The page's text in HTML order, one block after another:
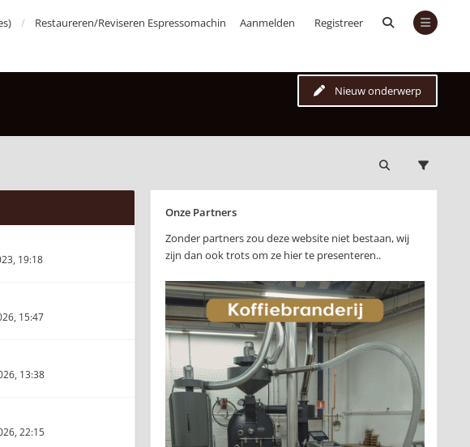
Aanmelden Registreer
Restaureren/Reviseren Espressomachines
Nieuw onderwerp
19:18
15:47
13:38
22:15
Onze Partners
Zonder partners zou deze website niet bestaan, wij
zijn dan ook trots om ze hier te presenteren..